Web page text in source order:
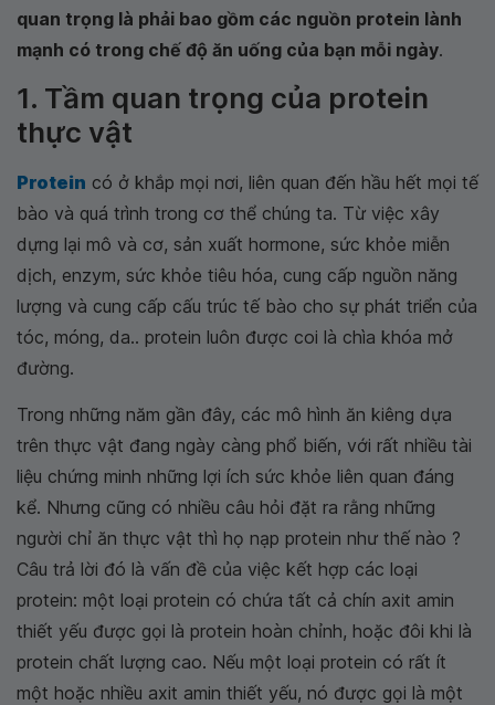
quan trọng là phải bao gồm các nguồn protein lành
mạnh có trong chế độ ăn uống của bạn mỗi ngày.
1. Tầm quan trọng của protein
thực vật
Protein có ở khắp mọi nơi, liên quan đến hầu hết mọi tế
bào và quá trình trong cơ thể chúng ta. Từ việc xây
dựng lại mô và cơ, sản xuất hormone, sức khỏe miễn
dịch, enzym, sức khỏe tiêu hóa, cung cấp nguồn năng
lượng và cung cấp cấu trúc tế bào cho sự phát triển của
tóc, móng, da.. protein luôn được coi là chìa khóa mở
đường.
Trong những năm gần đây, các mô hình ăn kiêng dựa
trên thực vật đang ngày càng phổ biến, với rất nhiều tài
liệu chứng minh những lợi ích sức khỏe liên quan đáng
kể. Nhưng cũng có nhiều câu hỏi đặt ra rằng những
người chỉ ăn thực vật thì họ nạp protein như thế nào ?
Câu trả lời đó là vấn đề của việc kết hợp các loại
protein: một loại protein có chứa tất cả chín axit amin
thiết yếu được gọi là protein hoàn chỉnh, hoặc đôi khi là
protein chất lượng cao. Nếu một loại protein có rất ít
một hoặc nhiều axit amin thiết yếu, nó được gọi là một